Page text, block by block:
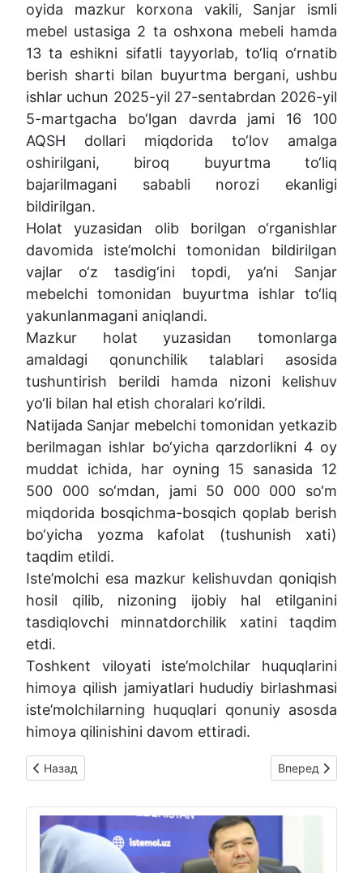
oyida mazkur korxona vakili, Sanjar ismli
mebel ustasiga 2 ta oshxona mebeli hamda
13 ta eshikni sifatli tayyorlab, to‘liq o‘rnatib
berish sharti bilan buyurtma bergani, ushbu
ishlar uchun 2025-yil 27-sentabrdan 2026-yil
5-martgacha bo‘lgan davrda jami 16 100
AQSH dollari miqdorida to‘lov amalga
oshirilgani, biroq buyurtma to‘liq
bajarilmagani sababli norozi ekanligi
bildirilgan.
Holat yuzasidan olib borilgan o‘rganishlar
davomida iste’molchi tomonidan bildirilgan
vajlar o‘z tasdig‘ini topdi, ya’ni Sanjar
mebelchi tomonidan buyurtma ishlar to‘liq
yakunlanmagani aniqlandi.
Mazkur holat yuzasidan tomonlarga
amaldagi qonunchilik talablari asosida
tushuntirish berildi hamda nizoni kelishuv
yo‘li bilan hal etish choralari ko‘rildi.
Natijada Sanjar mebelchi tomonidan yetkazib
berilmagan ishlar bo‘yicha qarzdorlikni 4 oy
muddat ichida, har oyning 15 sanasida 12
500 000 so‘mdan, jami 50 000 000 so‘m
miqdorida bosqichma-bosqich qoplab berish
bo‘yicha yozma kafolat (tushunish xati)
taqdim etildi.
Iste’molchi esa mazkur kelishuvdan qoniqish
hosil qilib, nizoning ijobiy hal etilganini
tasdiqlovchi minnatdorchilik xatini taqdim
etdi.
Toshkent viloyati iste’molchilar huquqlarini
himoya qilish jamiyatlari hududiy birlashmasi
iste’molchilarning huquqlari qonuniy asosda
himoya qilinishini davom ettiradi.
Предыдущий: ⚡️ Dehqonobod tumanida 22 000 000
Назад Следующий: ⚖️
Вперед